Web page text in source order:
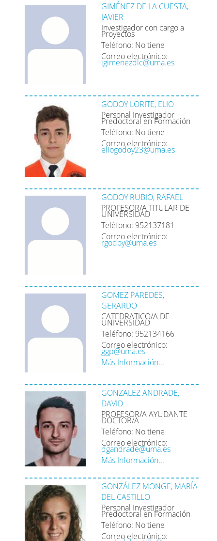
GIMÉNEZ DE LA CUESTA,
JAVIER
Investigador con cargo a
Proyectos
Teléfono: No tiene
Correo electrónico:
jgimenezdlc@uma.es
GODOY LORITE, ELIO
Personal Investigador
Predoctoral en Formación
Teléfono: No tiene
Correo electrónico:
eliogodoy23@uma.es
GODOY RUBIO, RAFAEL
PROFESOR/A TITULAR DE
UNIVERSIDAD
Teléfono: 952137181
Correo electrónico:
rgodoy@uma.es
GOMEZ PAREDES,
GERARDO
CATEDRATICO/A DE
UNIVERSIDAD
Teléfono: 952134166
Correo electrónico:
ggp@uma.es
Más Información...
GONZALEZ ANDRADE,
DAVID
PROFESOR/A AYUDANTE
DOCTOR/A
Teléfono: No tiene
Correo electrónico:
dgandrade@uma.es
Más Información...
GONZÁLEZ MONGE, MARÍA
DEL CASTILLO
Personal Investigador
Predoctoral en Formación
Teléfono: No tiene
Correo electrónico: